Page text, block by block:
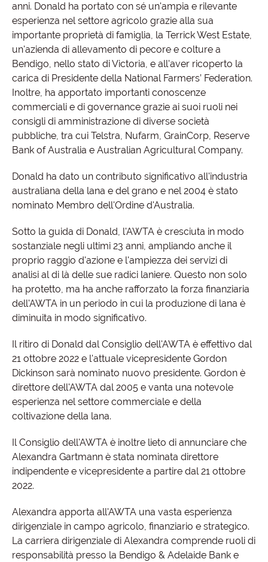
anni. Donald ha portato con sé un'ampia e rilevante
esperienza nel settore agricolo grazie alla sua
importante proprietà di famiglia, la Terrick West Estate,
un'azienda di allevamento di pecore e colture a
Bendigo, nello stato di Victoria, e all'aver ricoperto la
carica di Presidente della National Farmers’ Federation.
Inoltre, ha apportato importanti conoscenze
commerciali e di governance grazie ai suoi ruoli nei
consigli di amministrazione di diverse società
pubbliche, tra cui Telstra, Nufarm, GrainCorp, Reserve
Bank of Australia e Australian Agricultural Company.
Donald ha dato un contributo significativo all'industria
australiana della lana e del grano e nel 2004 è stato
nominato Membro dell'Ordine d'Australia.
Sotto la guida di Donald, l'AWTA è cresciuta in modo
sostanziale negli ultimi 23 anni, ampliando anche il
proprio raggio d'azione e l'ampiezza dei servizi di
analisi al di là delle sue radici laniere. Questo non solo
ha protetto, ma ha anche rafforzato la forza finanziaria
dell'AWTA in un periodo in cui la produzione di lana è
diminuita in modo significativo.
Il ritiro di Donald dal Consiglio dell'AWTA è effettivo dal
21 ottobre 2022 e l'attuale vicepresidente Gordon
Dickinson sarà nominato nuovo presidente. Gordon è
direttore dell'AWTA dal 2005 e vanta una notevole
esperienza nel settore commerciale e della
coltivazione della lana.
Il Consiglio dell'AWTA è inoltre lieto di annunciare che
Alexandra Gartmann è stata nominata direttore
indipendente e vicepresidente a partire dal 21 ottobre
2022.
Alexandra apporta all'AWTA una vasta esperienza
dirigenziale in campo agricolo, finanziario e strategico.
La carriera dirigenziale di Alexandra comprende ruoli di
responsabilità presso la Bendigo & Adelaide Bank e